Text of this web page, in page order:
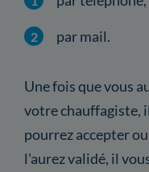
par mail.
Une fois que vous
votre chauffagiste,
pourrez accepter
l'aurez validé, il